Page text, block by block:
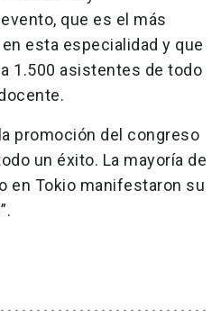
que es el más
esta especialidad y que
1.500 asistentes de todo
promoción del congreso
un éxito. La mayoría de
en Tokio manifestaron su